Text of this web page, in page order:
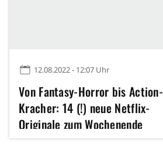
12.08.2022 - 12:07 Uhr
Von Fantasy-Horror bis Action-
Kracher: 14 (!) neue Netflix-
Originale zum Wochenende